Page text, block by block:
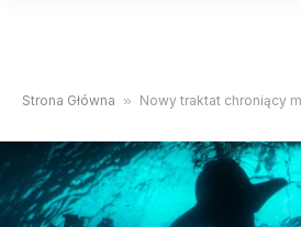
Strona Główna » Nowy traktat chroniący morza